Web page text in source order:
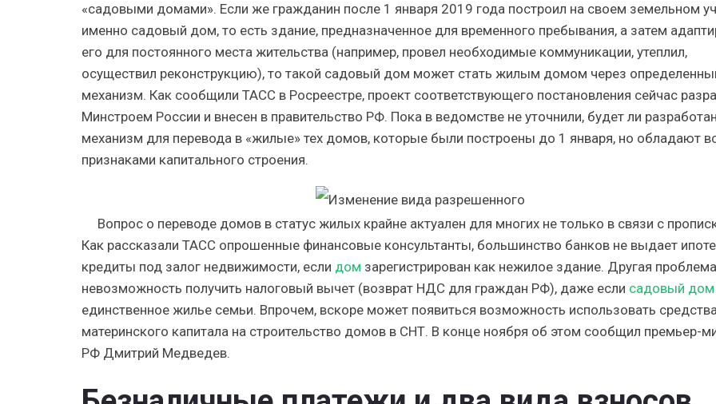
«садовыми домами». Если же гражданин после 1 января 2019 года построил на своем земельном
именно садовый дом, то есть здание, предназначенное для временного пребывания, а затем
его для постоянного места жительства (например, провел необходимые коммуникации, утеплил,
осуществил реконструкцию), то такой садовый дом может стать жилым домом через
механизм. Как сообщили ТАСС в Росреестре, проект соответствующего постановления сейчас
Минстроем России и внесен в правительство РФ. Пока в ведомстве не уточнили, будет ли разработан
механизм для перевода в «жилые» тех домов, которые были построены до 1 января, но обладают
признаками капитального строения.
Вопрос о переводе домов в статус жилых крайне актуален для многих не только в связи с
Как рассказали ТАСС опрошенные финансовые консультанты, большинство банков не выдает
кредиты под залог недвижимости, если дом зарегистрирован как нежилое здание. Другая
невозможность получить налоговый вычет (возврат НДС для граждан РФ), даже если садовый дом
единственное жилье семьи. Впрочем, вскоре может появиться возможность использовать средства
материнского капитала на строительство домов в СНТ. В конце ноября об этом сообщил премьер-
РФ Дмитрий Медведев.